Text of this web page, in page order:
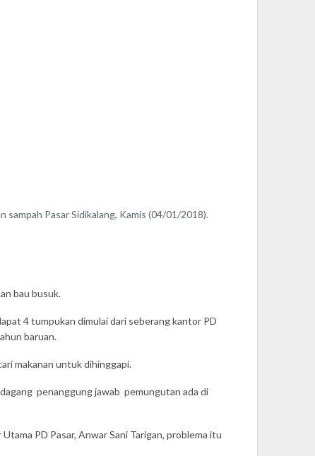
sampah Pasar Sidikalang, Kamis (04/01/2018).
bau busuk.
4 tumpukan dimulai dari seberang kantor PD
baruan.
makanan untuk dihinggapi.
penanggung jawab pemungutan ada di
PD Pasar, Anwar Sani Tarigan, problema itu